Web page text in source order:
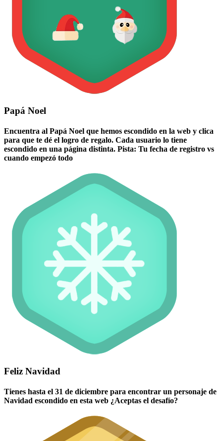
Papá Noel
Encuentra al Papá Noel que hemos escondido en la web y clica
para que te dé el logro de regalo. Cada usuario lo tiene
escondido en una página distinta. Pista: Tu fecha de registro vs
cuando empezó todo
Feliz Navidad
Tienes hasta el 31 de diciembre para encontrar un personaje de
Navidad escondido en esta web ¿Aceptas el desafío?